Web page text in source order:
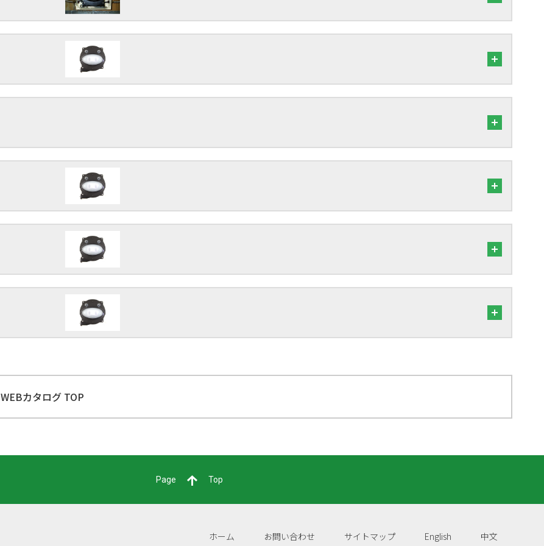
WEBカタログ TOP
Page Top
ホーム お問い合わせ サイトマップ English 中文